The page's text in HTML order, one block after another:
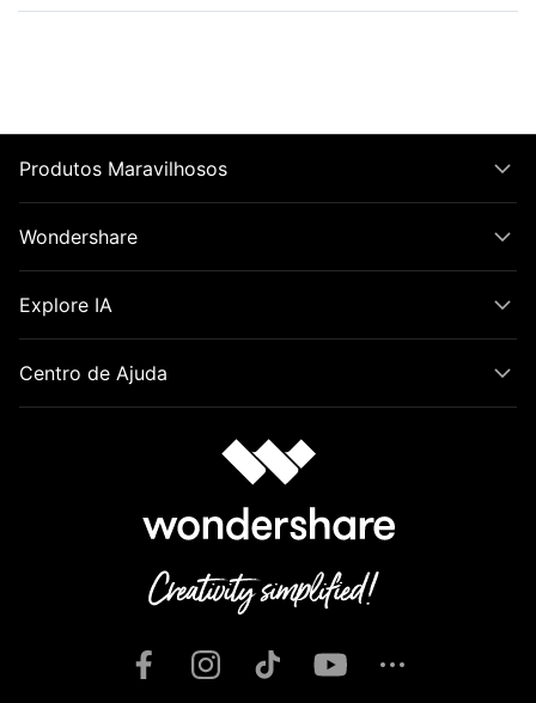
Produtos Maravilhosos
Wondershare
Explore IA
Centro de Ajuda